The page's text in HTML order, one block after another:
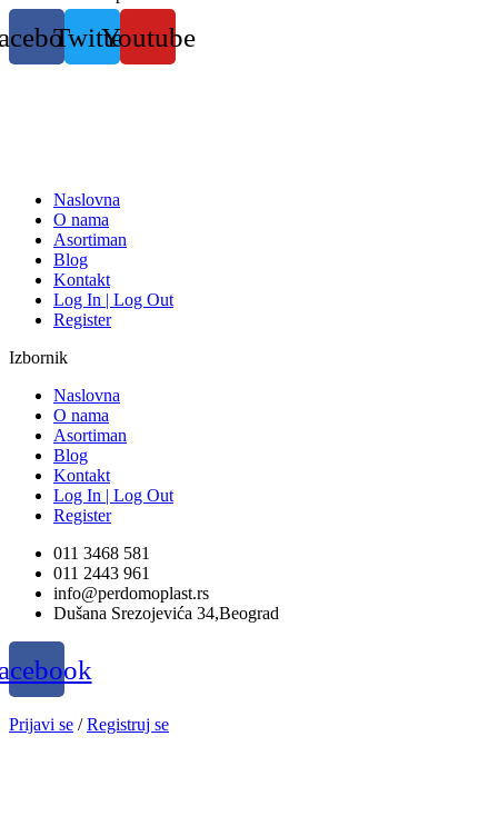
Skočite
na
sadržaj
TwitterYoutube
Naslovna
O nama
Asortiman
Blog
Kontakt
Log In | Log Out
Register
Izbornik
Naslovna
O nama
Asortiman
Blog
Kontakt
Log In | Log Out
Register
011 3468 581
011 2443 961
info@perdomoplast.rs
Dušana Srezojevića 34,Beograd
Prijavi se /Registruj se